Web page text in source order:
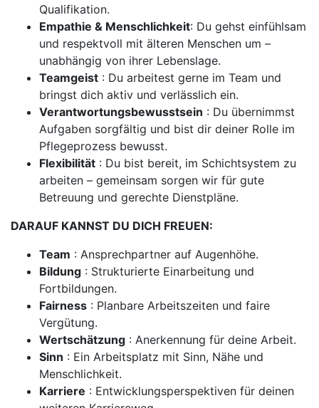
Qualifikation.
Empathie & Menschlichkeit: Du gehst einfühlsam
und respektvoll mit älteren Menschen um –
unabhängig von ihrer Lebenslage.
Teamgeist : Du arbeitest gerne im Team und
bringst dich aktiv und verlässlich ein.
Verantwortungsbewusstsein : Du übernimmst
Aufgaben sorgfältig und bist dir deiner Rolle im
Pflegeprozess bewusst.
Flexibilität : Du bist bereit, im Schichtsystem zu
arbeiten – gemeinsam sorgen wir für gute
Betreuung und gerechte Dienstpläne.
DARAUF KANNST DU DICH FREUEN:
Team : Ansprechpartner auf Augenhöhe.
Bildung : Strukturierte Einarbeitung und
Fortbildungen.
Fairness : Planbare Arbeitszeiten und faire
Vergütung.
Wertschätzung : Anerkennung für deine Arbeit.
Sinn : Ein Arbeitsplatz mit Sinn, Nähe und
Menschlichkeit.
Karriere : Entwicklungsperspektiven für deinen